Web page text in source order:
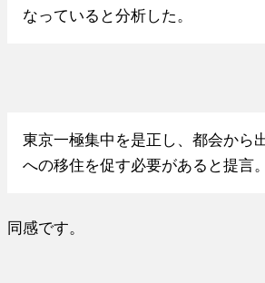
なっていると分析した。
東京一極集中を是正し、都会から
への移住を促す必要があると提言。
同感です。